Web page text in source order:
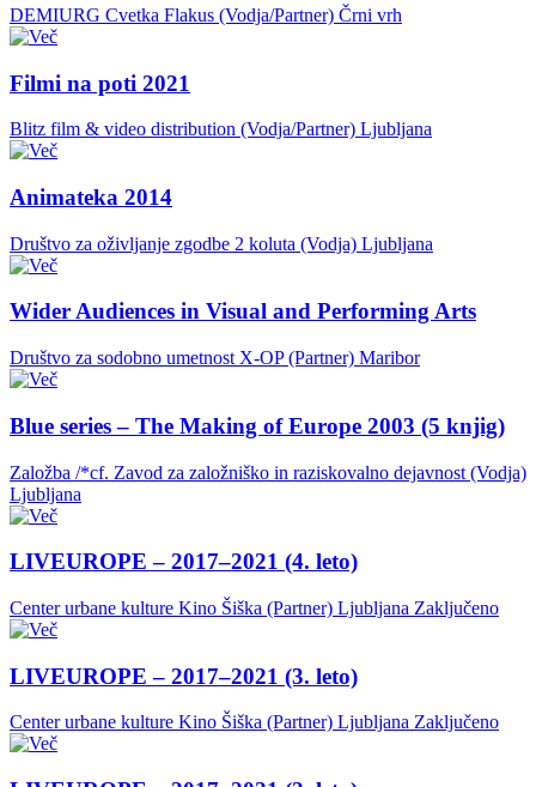
DEMIURG Cvetka Flakus (Vodja/Partner) Črni vrh
Filmi na poti 2021
Blitz film & video distribution (Vodja/Partner) Ljubljana
Animateka 2014
Društvo za oživljanje zgodbe 2 koluta (Vodja) Ljubljana
Wider Audiences in Visual and Performing Arts
Društvo za sodobno umetnost X-OP (Partner) Maribor
Blue series – The Making of Europe 2003 (5 knjig)
Založba /*cf. Zavod za založniško in raziskovalno dejavnost (Vodja)
Ljubljana
LIVEUROPE – 2017–2021 (4. leto)
Center urbane kulture Kino Šiška (Partner) Ljubljana Zaključeno
LIVEUROPE – 2017–2021 (3. leto)
Center urbane kulture Kino Šiška (Partner) Ljubljana Zaključeno